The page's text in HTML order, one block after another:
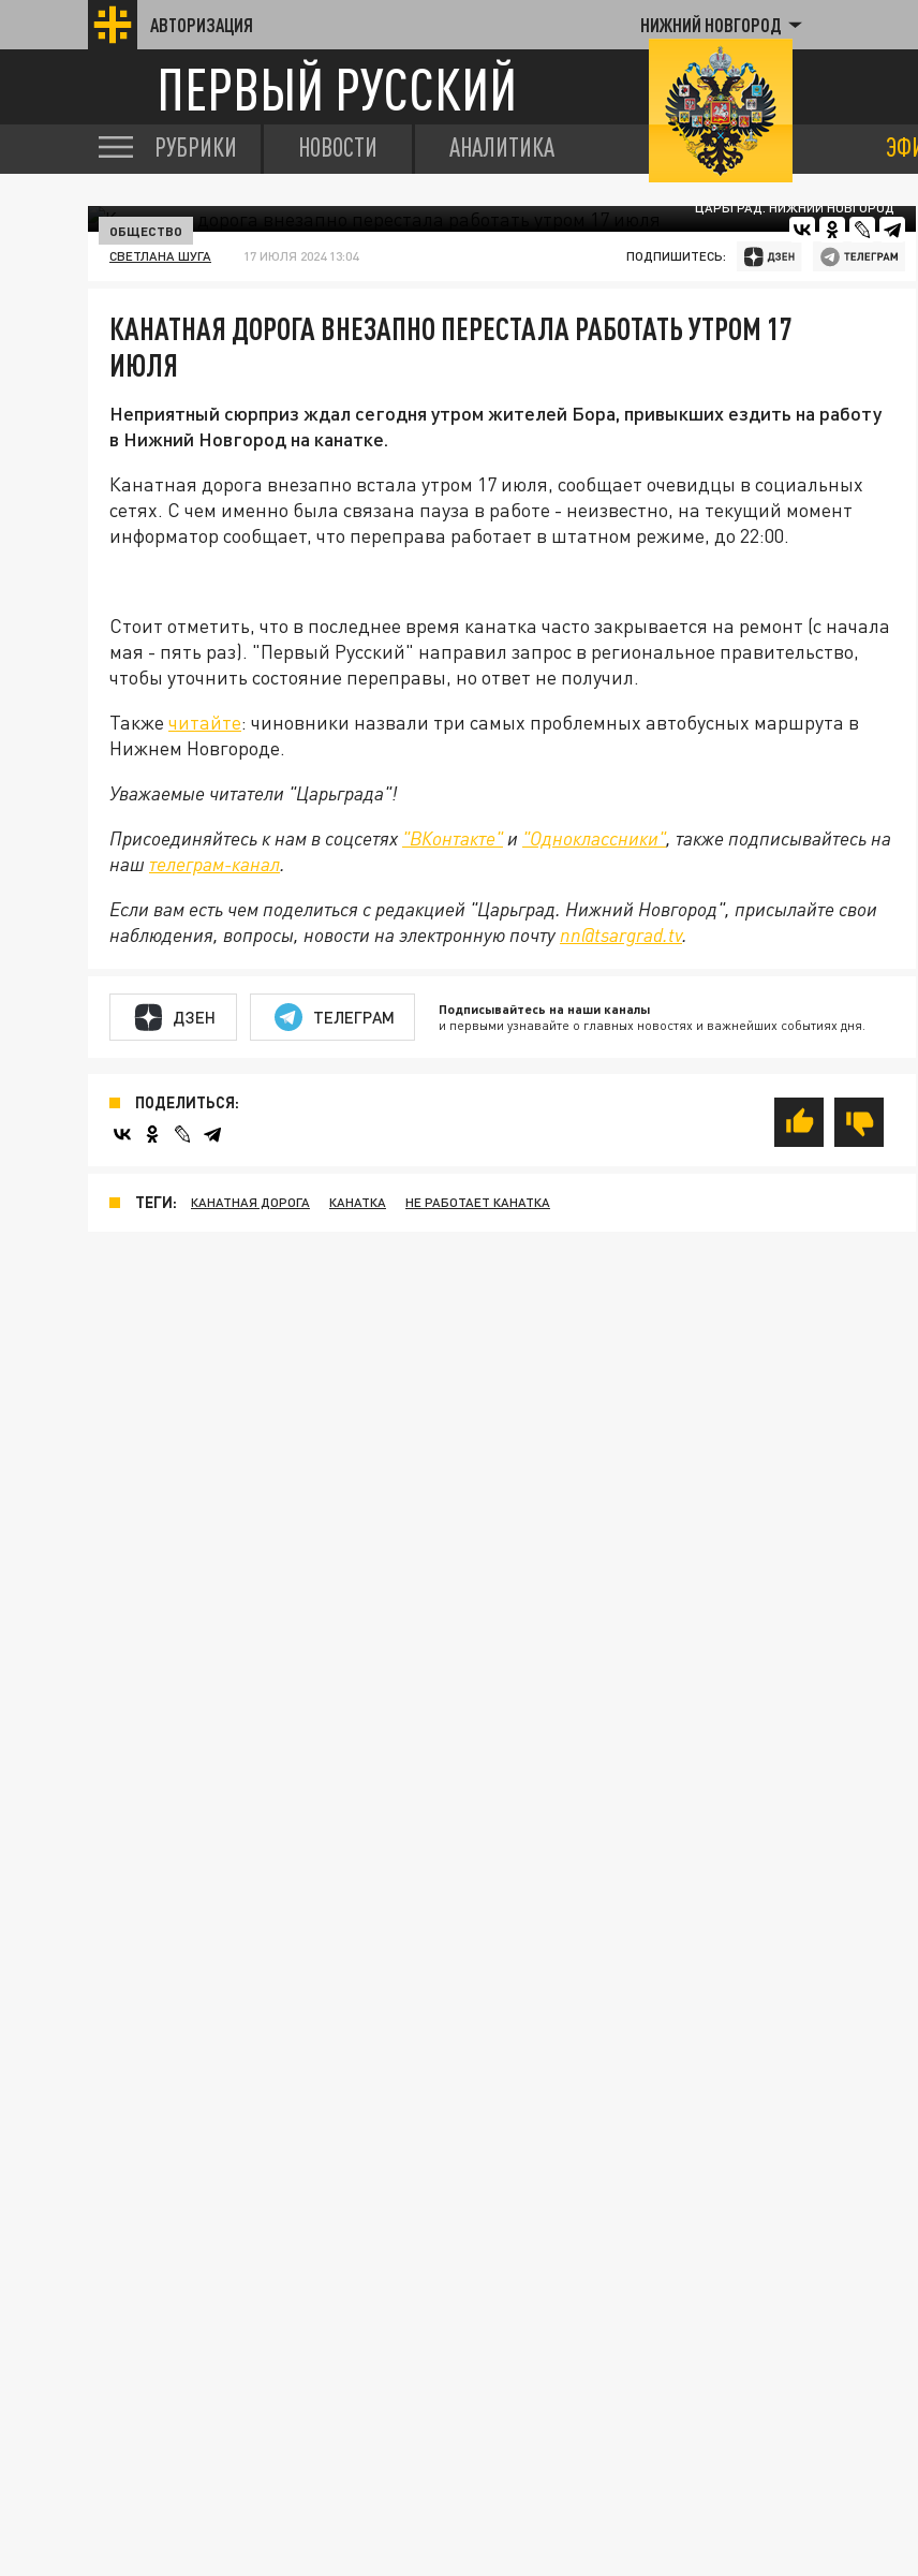
АВТОРИЗАЦИЯ НИЖНИЙ НОВГОРОД
ПЕРВЫЙ РУССКИЙ
РУБРИКИ НОВОСТИ АНАЛИТИКА
ЦАРЬГРАД. НИЖНИЙ НОВГОРОД
ОБЩЕСТВО
СВЕТЛАНА ШУГА 17 ИЮЛЯ 2024 13:04 ПОДПИШИТЕСЬ:
КАНАТНАЯ ДОРОГА ВНЕЗАПНО ПЕРЕСТАЛА РАБОТАТЬ УТРОМ 17
ИЮЛЯ
Неприятный сюрприз ждал сегодня утром жителей Бора, привыкших ездить на работу
в Нижний Новгород на канатке.
Канатная дорога внезапно встала утром 17 июля, сообщает очевидцы в социальных
сетях. С чем именно была связана пауза в работе - неизвестно, на текущий момент
информатор сообщает, что переправа работает в штатном режиме, до 22:00.
Стоит отметить, что в последнее время канатка часто закрывается на ремонт (с начала
мая - пять раз). "Первый Русский" направил запрос в региональное правительство,
чтобы уточнить состояние переправы, но ответ не получил.
Также читайте: чиновники назвали три самых проблемных автобусных маршрута в
Нижнем Новгороде.
Уважаемые читатели "Царьграда"!
Присоединяйтесь к нам в соцсетях "ВКонтакте"и "Одноклассники", также подписывайтесь на
наш телеграм-канал.
Если вам есть чем поделиться с редакцией "Царьград. Нижний Новгород", присылайте свои
наблюдения, вопросы, новости на электронную почту nn@tsargrad.tv.
ДЗЕН ТЕЛЕГРАМ Подписывайтесь на наши каналы
и первыми узнавайте о главных новостях и важнейших событиях дня.
ПОДЕЛИТЬСЯ:
ТЕГИ: КАНАТНАЯ ДОРОГА КАНАТКА НЕ РАБОТАЕТ КАНАТКА